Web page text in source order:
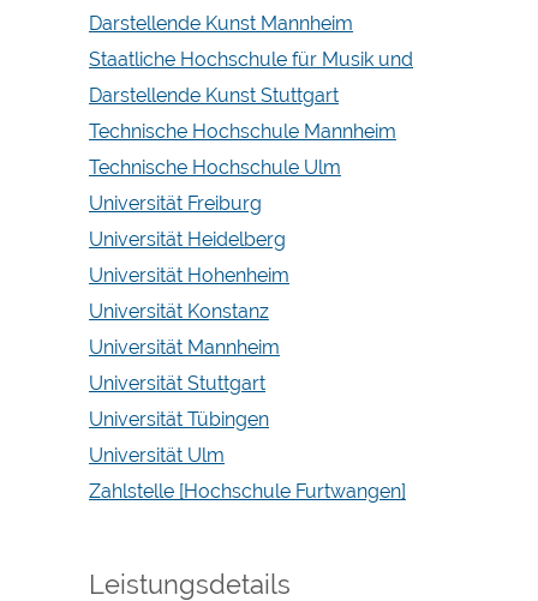
Darstellende Kunst Mannheim
Staatliche Hochschule für Musik und
Darstellende Kunst Stuttgart
Technische Hochschule Mannheim
Technische Hochschule Ulm
Universität Freiburg
Universität Heidelberg
Universität Hohenheim
Universität Konstanz
Universität Mannheim
Universität Stuttgart
Universität Tübingen
Universität Ulm
Zahlstelle [Hochschule Furtwangen]
Leistungsdetails